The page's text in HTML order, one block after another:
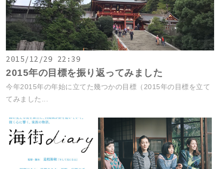
2015/12/29 22:39
2015年の目標を振り返ってみました
今年2015年の年始に立てた幾つかの目標（2015年の目標を立て
てみました...